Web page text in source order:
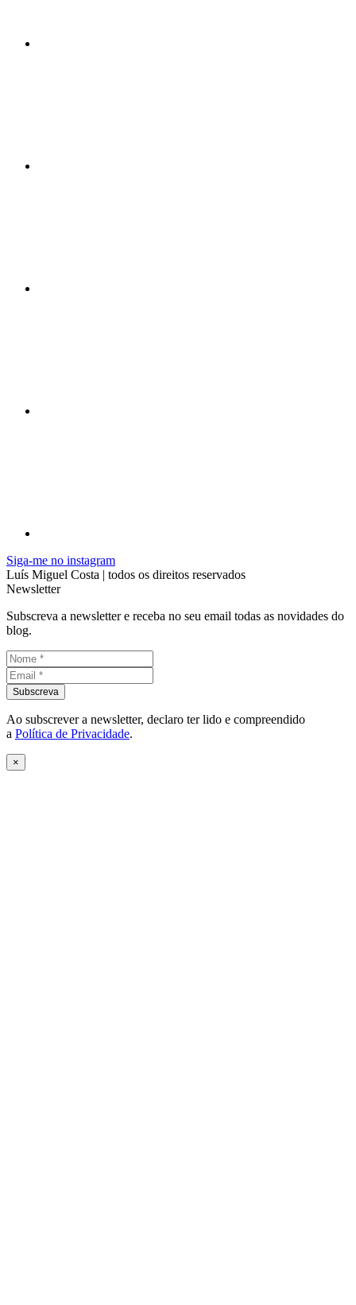
Siga-me no instagram
Luís Miguel Costa | todos os direitos reservados
Newsletter
Subscreva a newsletter e receba no seu email todas as novidades do
blog.
Ao subscrever a newsletter, declaro ter lido e compreendido
a Política de Privacidade.
×